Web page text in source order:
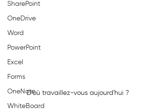
SharePoint
OneDrive
Word
PowerPoint
Excel
Forms
OneNote
WhiteBoard
D'où travaillez-vous aujourd'hui ?